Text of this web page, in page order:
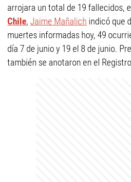
arrojara un total de 19 fallecidos,
Chile, Jaime Mañalich indicó que
muertes informadas hoy, 49
día 7 de junio y 19 el 8 de junio.
también se anotaron en el